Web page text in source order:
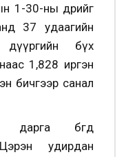
1-30-ны өдрийг
37 удаагийн
дүүргийн бүх
1,828 иргэн
бичгээр санал
бөгөөд
удирдан